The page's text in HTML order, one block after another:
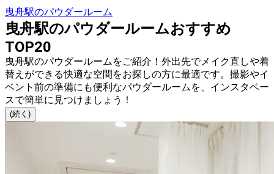
曳舟駅のパウダールーム
曳舟駅のパウダールームおすすめ
TOP20
曳舟駅のパウダールームをご紹介！外出先でメイク直しや着
替えができる快適な空間をお探しの方に最適です。撮影やイ
ベント前の準備にも便利なパウダールームを、インスタベー
スで簡単に見つけましょう！
(続く)